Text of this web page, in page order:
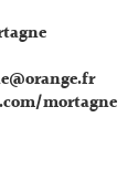
mortagne